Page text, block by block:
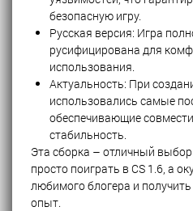
безопасную игру.
Русская версия: Игра
русифицирована для
использования.
Актуальность: При
использовались самые
обеспечивающие
стабильность.
Эта сборка – отличный выбор
просто поиграть в CS 1.6, а
любимого блогера и
опыт.